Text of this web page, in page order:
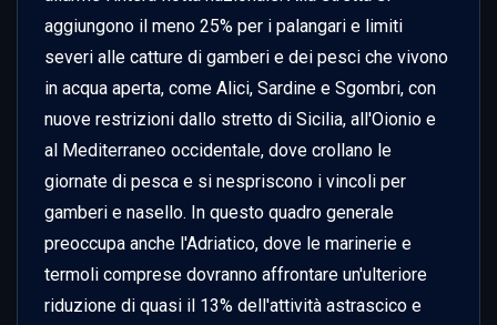
aggiungono il meno 25% per i palangari e limiti
severi alle catture di gamberi e dei pesci che vivono
in acqua aperta, come Alici, Sardine e Sgombri, con
nuove restrizioni dallo stretto di Sicilia, all'Oionio e
al Mediterraneo occidentale, dove crollano le
giornate di pesca e si nespriscono i vincoli per
gamberi e nasello. In questo quadro generale
preoccupa anche l'Adriatico, dove le marinerie e
termoli comprese dovranno affrontare un'ulteriore
riduzione di quasi il 13% dell'attività astrascico e